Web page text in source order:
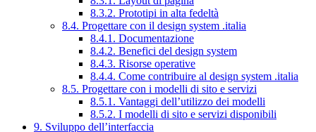
8.3.2. Prototipi in alta fedeltà
8.4. Progettare con il design system .italia
8.4.1. Documentazione
8.4.2. Benefici del design system
8.4.3. Risorse operative
8.4.4. Come contribuire al design system .italia
8.5. Progettare con i modelli di sito e servizi
8.5.1. Vantaggi dell’utilizzo dei modelli
8.5.2. I modelli di sito e servizi disponibili
9. Sviluppo dell’interfaccia